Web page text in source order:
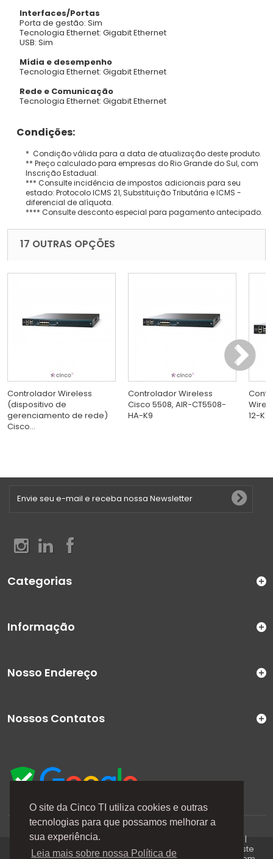
O site da Cinco TI utiliza cookies e outras
tecnologias para que possamos melhorar a
sua experiência.
Leia mais sobre nossa Política de
Interfaces/Portas
Porta de gestão: Sim
Tecnologia Ethernet: Gigabit Ethernet
USB: Sim
Mídia e desempenho
Tecnologia Ethernet: Gigabit Ethernet
Rede e Comunicação
Tecnologia Ethernet: Gigabit Ethernet
Condições:
* Condição válida para a data de atualização deste produto.
** Preço calculado para empresas do Rio Grande do Sul, com
Inscrição Estadual.
*** Consulte incidência de impostos adicionais para seu
estado: Protocolo ICMS 21, Substituição Tributária e ICMS -
diferencial de alíquota.
**** Consulte desconto especial para pagamento antecipado.
17 OUTRAS OPÇÕES
Controlador Wireless
(dispositivo de
gerenciamento de rede)
Cisco...
Controlador Wireless
Cisco 5508, AIR-CT5508-
HA-K9
12-K9
Categorias
Informação
A Cinco TI (5TI) é uma marca registrada de CINCO TI
COMERCIO E SERVICOS LTDA | CNPJ: 08.307.867/0001-04 |
Todos os direitos reservados. Os preços anunciados neste
Nosso Endereço
Nossos Contatos